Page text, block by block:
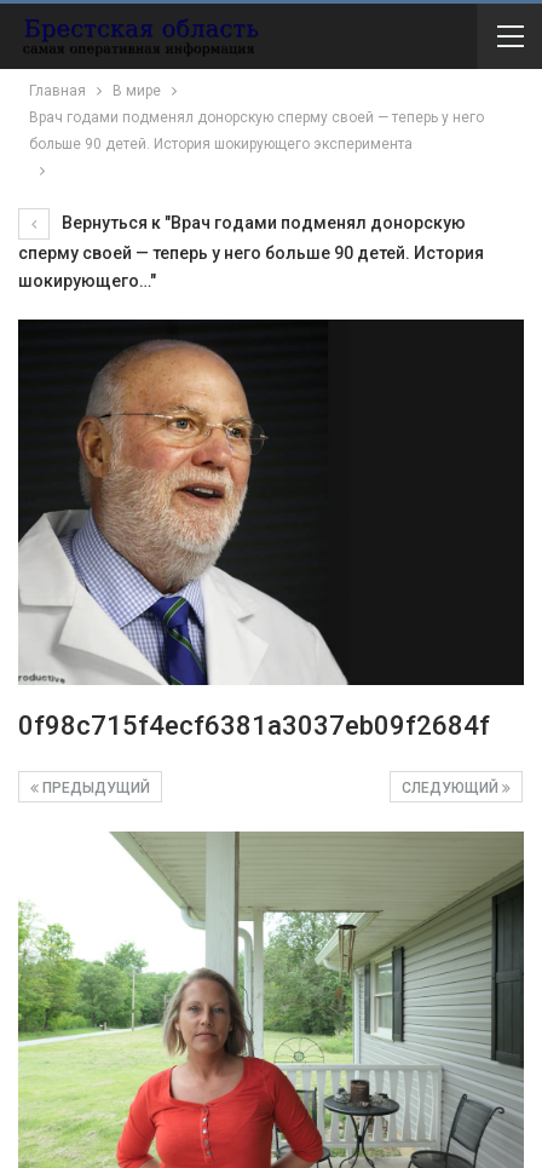
Главная
В мире
Врач годами подменял донорскую сперму своей — теперь у него
больше 90 детей. История шокирующего эксперимента
Вернуться к "Врач годами подменял донорскую
сперму своей — теперь у него больше 90 детей. История
шокирующего…"
0f98c715f4ecf6381a3037eb09f2684f
СЛЕДУЮЩИЙ
ПРЕДЫДУЩИЙ